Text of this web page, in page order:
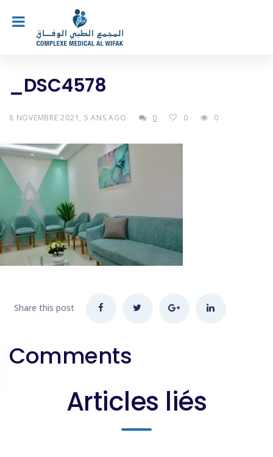
_DSC4578
8 NOVEMBRE 2021, 5 ANS AGO 0 0 0
Share this post
Comments
Articles liés